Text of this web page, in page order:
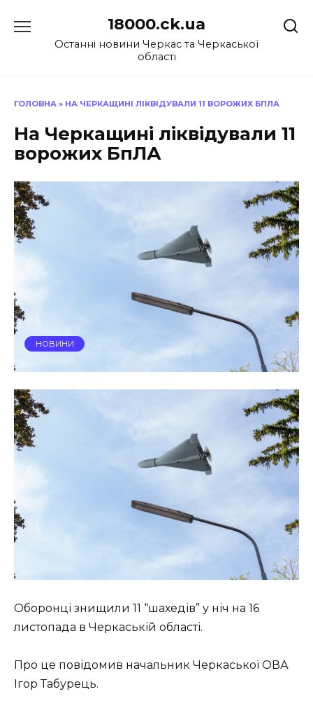
до
18000.ck.ua
Останні новини Черкас та Черкаської
області
ГОЛОВНА » НА ЧЕРКАЩИНІ ЛІКВІДУВАЛИ 11 ВОРОЖИХ БПЛА
На Черкащині ліквідували 11
ворожих БпЛА
НОВИНИ
Оборонці знищили 11 “шахедів” у ніч на 16
листопада в Черкаській області.
Про це повідомив начальник Черкаської ОВА
Ігор Табурець.